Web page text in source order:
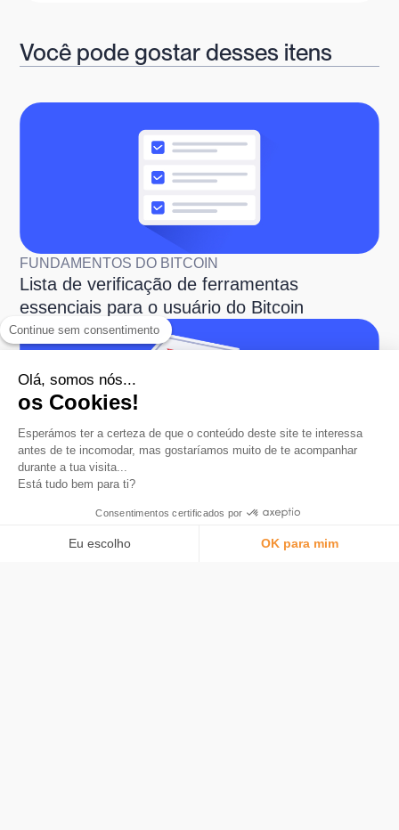
Continue sem consentimento
Olá, somos nós...
os Cookies!
Esperámos ter a certeza de que o conteúdo deste site te interessa
antes de te incomodar, mas gostaríamos muito de te acompanhar
durante a tua visita...
Está tudo bem para ti?
Consentimentos certificados por
Eu escolho OK para mim
Você pode gostar desses itens
FUNDAMENTOS DO BITCOIN
Lista de verificação de ferramentas
essenciais para o usuário do Bitcoin
FUNDAMENTOS DO BITCOIN